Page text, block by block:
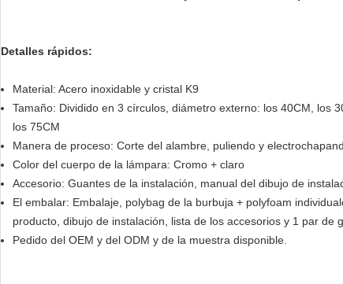
Detalles rápidos:
Material: Acero inoxidable y cristal K9
Tamaño: Dividido en 3 círculos, diámetro externo: los 40CM, los
los 75CM
Manera de proceso: Corte del alambre, puliendo y
Color del cuerpo de la lámpara: Cromo + claro
Accesorio: Guantes de la instalación, manual del dibujo de
El embalar: Embalaje, polybag de la burbuja + polyfoam
producto, dibujo de instalación, lista de los accesorios y 1 par de
Pedido del OEM y del ODM y de la muestra disponible.